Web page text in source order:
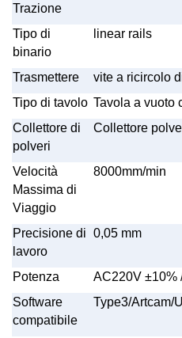
Trazione
Tipo di
binario
linear rails
Trasmettere
vite a ricircolo
Tipo di tavolo Tavola a vuoto
Collettore di
polveri
Collettore
Velocità
Massima di
Viaggio
8000mm/min
Precisione di
lavoro
0,05 mm
Potenza AC220V ±10%
Software
compatibile
Type3/Artcam/